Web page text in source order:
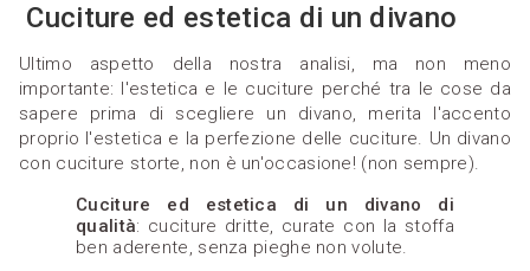
Cuciture ed estetica di un divano
Ultimo aspetto della nostra analisi, ma non meno
importante: l'estetica e le cuciture perché tra le cose da
sapere prima di scegliere un divano, merita l'accento
proprio l'estetica e la perfezione delle cuciture. Un divano
con cuciture storte, non è un'occasione! (non sempre).
Cuciture ed estetica di un divano di
qualità: cuciture dritte, curate con la stoffa
ben aderente, senza pieghe non volute.